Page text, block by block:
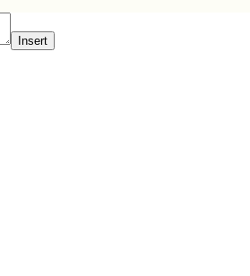
Insert